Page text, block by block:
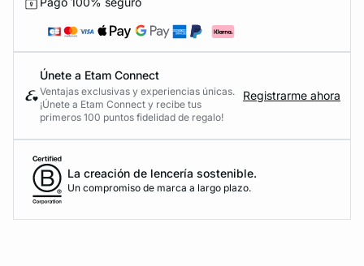
Únete a Etam Connect
Ventajas exclusivas y experiencias únicas.
¡Únete a Etam Connect y recibe tus
primeros 100 puntos fidelidad de regalo!
Registrarme ahora
La creación de lencería sostenible.
Un compromiso de marca a largo plazo.